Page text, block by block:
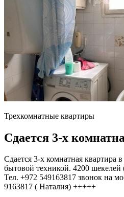
Трехкомнатные квартиры
Сдается 3-х
Сдается 3-х комнатная квартира
бытовой техникой. 4200 шекелей
Тел. +972 549163817 звонок на
9163817 ( Наталия) +++++